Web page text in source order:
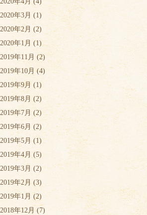
2020年3月 (1)
2020年2月 (2)
2020年1月 (1)
2019年11月 (2)
2019年10月(4)
2019年9月(1)
2019年8月 (2)
2019年7月(2)
2019年6月 (2)
2019年5月(1)
2019年4月(5)
2019年3月 (2)
2019年2月 (3)
2019年1月 (2)
2018年12月(7)